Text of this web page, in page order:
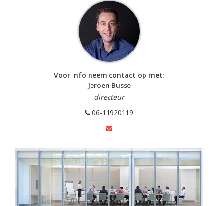
Voor info neem contact op met:
Jeroen Busse
directeur
06-11920119